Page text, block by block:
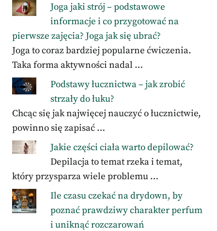
Joga jaki strój – podstawowe
informacje i co przygotować na
pierwsze zajęcia? Joga jak się ubrać?
Joga to coraz bardziej popularne ćwiczenia.
Taka forma aktywności nadal …
Podstawy łucznictwa – jak zrobić
strzały do łuku?
Chcąc się jak najwięcej nauczyć o łucznictwie,
powinno się zapisać …
Jakie części ciała warto depilować?
Depilacja to temat rzeka i temat,
który przysparza wiele problemu …
Ile czasu czekać na drydown, by
poznać prawdziwy charakter perfum
i uniknąć rozczarowań